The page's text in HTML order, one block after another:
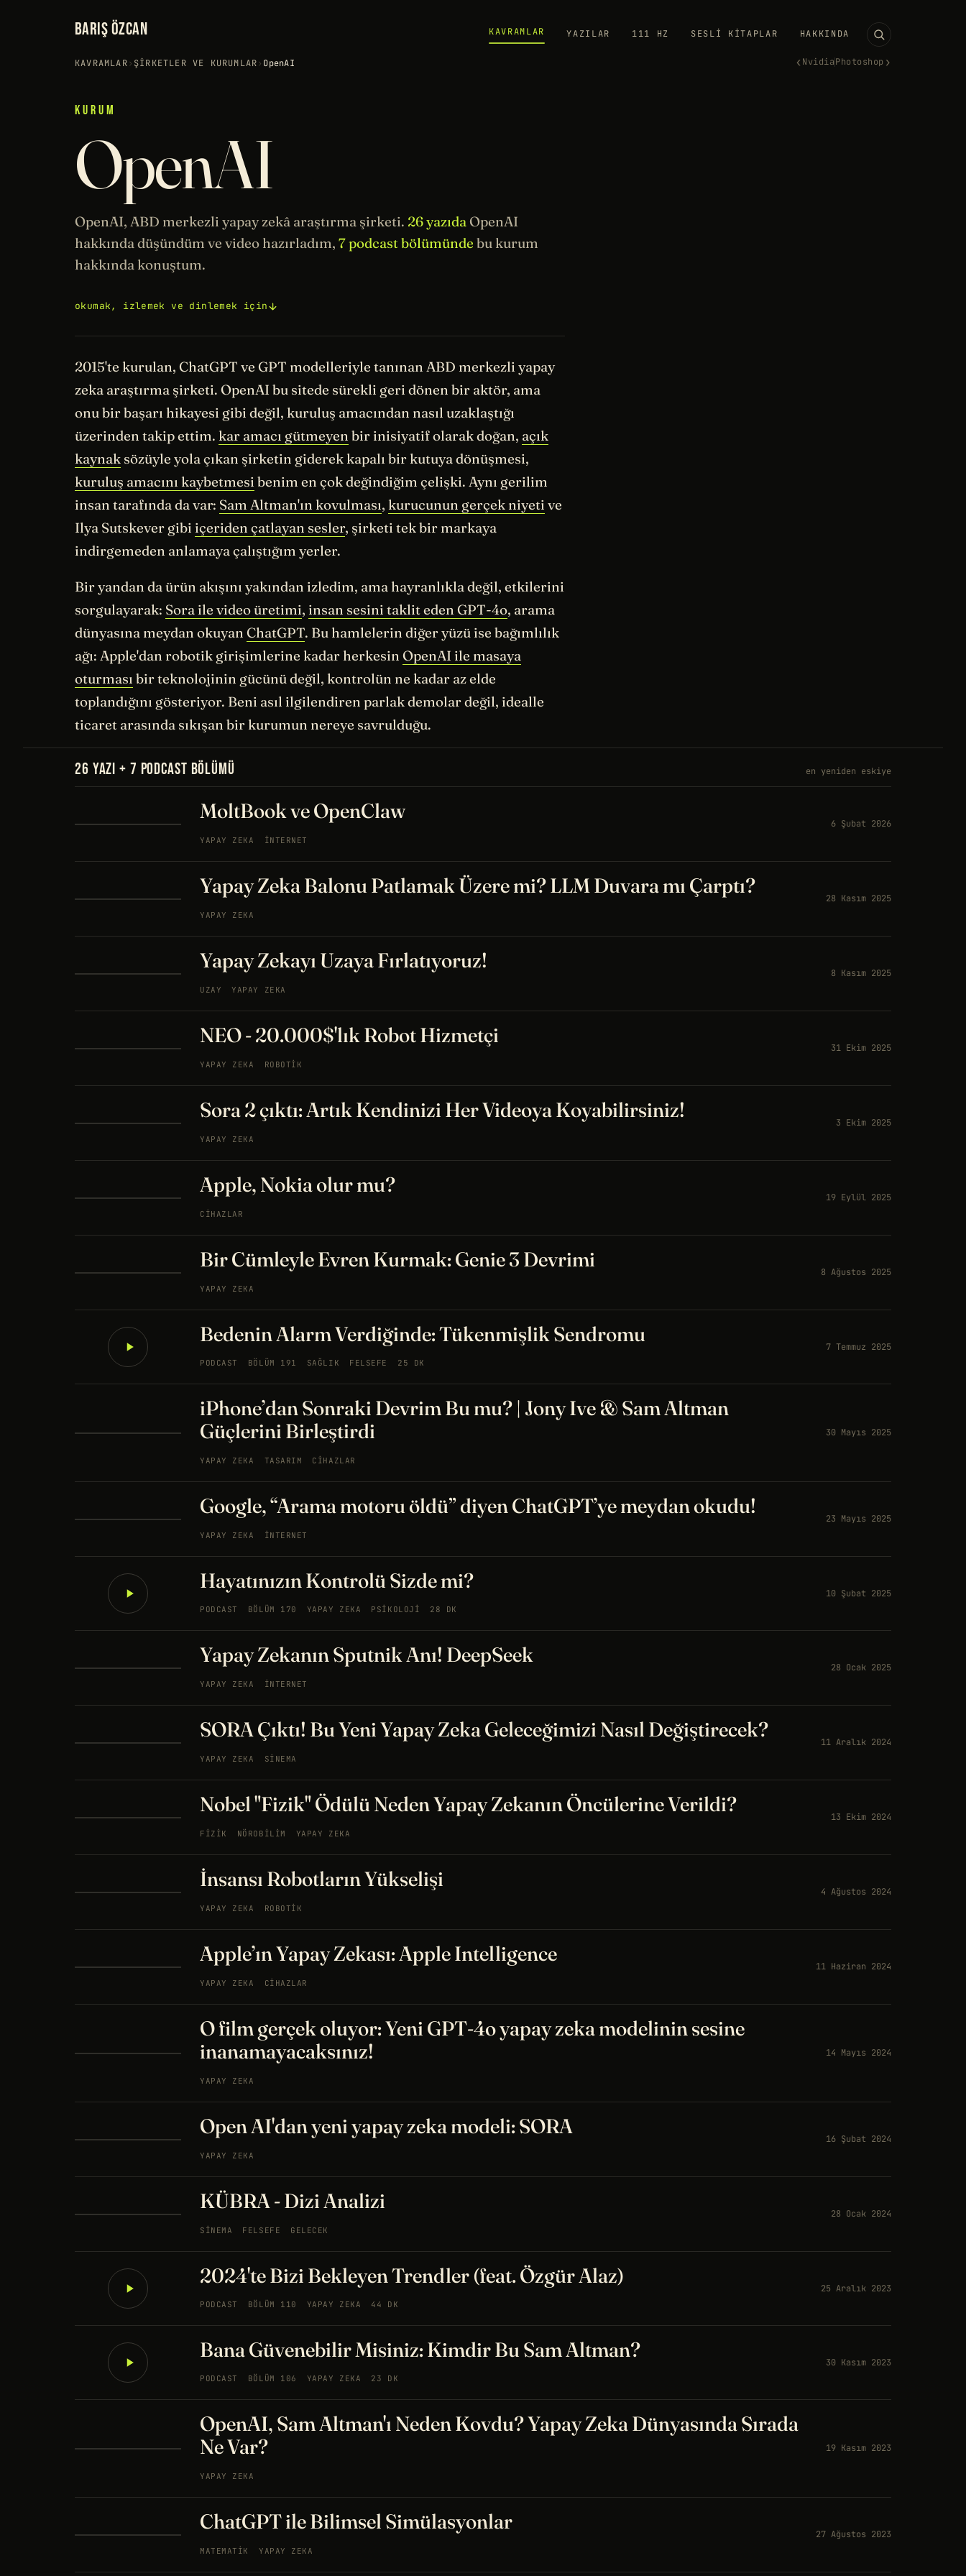
BARIŞ ÖZCAN KAVRAMLAR YAZILAR 111 HZ SESLI KITAPLAR HAKKINDA
KAVRAMLAR› ŞIRKETLER VE KURUMLAR› OpenAI ‹NvidiaPhotoshop ›
KURUM
OpenAI
OpenAI, ABD merkezli yapay zekâ araştırma şirketi. 26 yazıda OpenAI
hakkında düşündüm ve video hazırladım, 7 podcast bölümünde bu kurum
hakkında konuştum.
okumak, izlemek ve dinlemek için
2015'te kurulan, ChatGPT ve GPT modelleriyle tanınan ABD merkezli yapay
zeka araştırma şirketi. OpenAI bu sitede sürekli geri dönen bir aktör, ama
onu bir başarı hikayesi gibi değil, kuruluş amacından nasıl uzaklaştığı
üzerinden takip ettim. kar amacı gütmeyen bir inisiyatif olarak doğan, açık
kaynak sözüyle yola çıkan şirketin giderek kapalı bir kutuya dönüşmesi,
kuruluş amacını kaybetmesi benim en çok değindiğim çelişki. Aynı gerilim
insan tarafında da var: Sam Altman'ın kovulması, kurucunun gerçek niyeti ve
Ilya Sutskever gibi içeriden çatlayan sesler, şirketi tek bir markaya
indirgemeden anlamaya çalıştığım yerler.
Bir yandan da ürün akışını yakından izledim, ama hayranlıkla değil, etkilerini
sorgulayarak: Sora ile video üretimi, insan sesini taklit eden GPT-4o, arama
dünyasına meydan okuyan ChatGPT. Bu hamlelerin diğer yüzü ise bağımlılık
ağı: Apple'dan robotik girişimlerine kadar herkesin OpenAI ile masaya
oturması bir teknolojinin gücünü değil, kontrolün ne kadar az elde
toplandığını gösteriyor. Beni asıl ilgilendiren parlak demolar değil, idealle
ticaret arasında sıkışan bir kurumun nereye savrulduğu.
26 YAZI + 7 PODCAST BÖLÜMÜ en yeniden eskiye
MoltBook ve OpenClaw
YAPAY ZEKA İNTERNET
6 Şubat 2026
Yapay Zeka Balonu Patlamak Üzere mi? LLM Duvara mı Çarptı?
YAPAY ZEKA
28 Kasım 2025
Yapay Zekayı Uzaya Fırlatıyoruz!
UZAY YAPAY ZEKA
8 Kasım 2025
NEO - 20.000$'lık Robot Hizmetçi
YAPAY ZEKA ROBOTIK
31 Ekim 2025
Sora 2 çıktı: Artık Kendinizi Her Videoya Koyabilirsiniz!
YAPAY ZEKA
3 Ekim 2025
Apple, Nokia olur mu?
CIHAZLAR
19 Eylül 2025
Bir Cümleyle Evren Kurmak: Genie 3 Devrimi
YAPAY ZEKA
8 Ağustos 2025
Bedenin Alarm Verdiğinde: Tükenmişlik Sendromu
PODCAST BÖLÜM 191 SAĞLIK FELSEFE 25 DK
7 Temmuz 2025
iPhone’dan Sonraki Devrim Bu mu? | Jony Ive & Sam Altman
Güçlerini Birleştirdi
YAPAY ZEKA TASARIM CIHAZLAR
30 Mayıs 2025
Google, “Arama motoru öldü” diyen ChatGPT’ye meydan okudu!
YAPAY ZEKA İNTERNET
23 Mayıs 2025
Hayatınızın Kontrolü Sizde mi?
PODCAST BÖLÜM 170 YAPAY ZEKA PSIKOLOJI 28 DK
10 Şubat 2025
Yapay Zekanın Sputnik Anı! DeepSeek
YAPAY ZEKA İNTERNET
28 Ocak 2025
SORA Çıktı! Bu Yeni Yapay Zeka Geleceğimizi Nasıl Değiştirecek?
YAPAY ZEKA SINEMA
11 Aralık 2024
Nobel "Fizik" Ödülü Neden Yapay Zekanın Öncülerine Verildi?
FIZIK NÖROBILIM YAPAY ZEKA
13 Ekim 2024
İnsansı Robotların Yükselişi
YAPAY ZEKA ROBOTIK
4 Ağustos 2024
Apple’ın Yapay Zekası: Apple Intelligence
YAPAY ZEKA CIHAZLAR
11 Haziran 2024
O film gerçek oluyor: Yeni GPT-4o yapay zeka modelinin sesine
inanamayacaksınız!
YAPAY ZEKA
14 Mayıs 2024
Open AI'dan yeni yapay zeka modeli: SORA
YAPAY ZEKA
16 Şubat 2024
KÜBRA - Dizi Analizi
SINEMA FELSEFE GELECEK
28 Ocak 2024
2024'te Bizi Bekleyen Trendler (feat. Özgür Alaz)
PODCAST BÖLÜM 110 YAPAY ZEKA 44 DK
25 Aralık 2023
Bana Güvenebilir Misiniz: Kimdir Bu Sam Altman?
PODCAST BÖLÜM 106 YAPAY ZEKA 23 DK
30 Kasım 2023
OpenAI, Sam Altman'ı Neden Kovdu? Yapay Zeka Dünyasında Sırada
Ne Var?
YAPAY ZEKA
19 Kasım 2023
ChatGPT ile Bilimsel Simülasyonlar
MATEMATIK YAPAY ZEKA
27 Ağustos 2023